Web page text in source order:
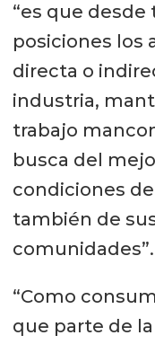
“es que desde
posiciones los
directa o
industria,
trabajo
busca del
condiciones
también de
comunidades”.
“Como
que parte de